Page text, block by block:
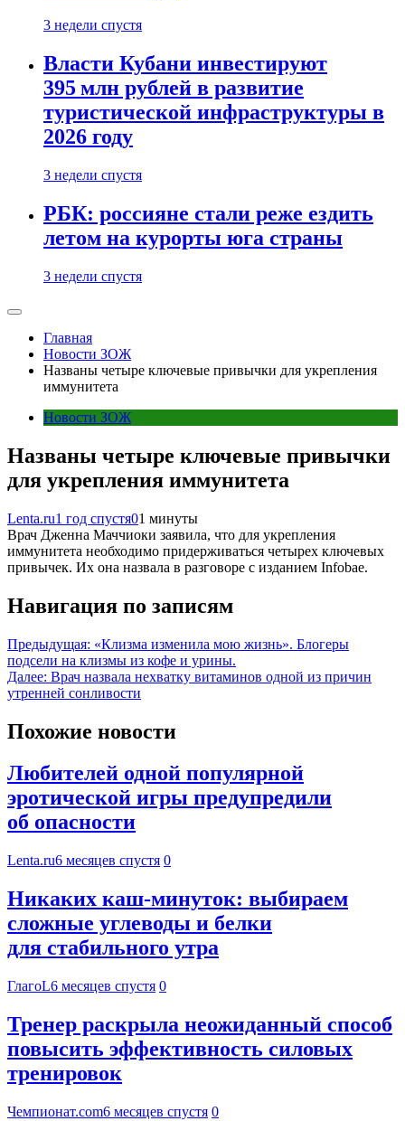
3 недели спустя
Власти Кубани инвестируют
395 млн рублей в развитие
туристической инфраструктуры в
2026 году
3 недели спустя
РБК: россияне стали реже ездить
летом на курорты юга страны
3 недели спустя
Главная
Новости ЗОЖ
Названы четыре ключевые привычки для укрепления
иммунитета
Новости ЗОЖ
Названы четыре ключевые привычки
для укрепления иммунитета
Lenta.ru1 год спустя01 минуты
Врач Дженна Маччиоки заявила, что для укрепления
иммунитета необходимо придерживаться четырех ключевых
привычек. Их она назвала в разговоре с изданием Infobae.
Навигация по записям
Предыдущая: «Клизма изменила мою жизнь». Блогеры
подсели на клизмы из кофе и урины.
Далее: Врач назвала нехватку витаминов одной из причин
утренней сонливости
Похожие новости
Любителей одной популярной
эротической игры предупредили
об опасности
Lenta.ru6 месяцев спустя 0
Никаких каш-минуток: выбираем
сложные углеводы и белки
для стабильного утра
ГлагоL6 месяцев спустя 0
Тренер раскрыла неожиданный способ
повысить эффективность силовых
тренировок
Чемпионат.com6 месяцев спустя 0